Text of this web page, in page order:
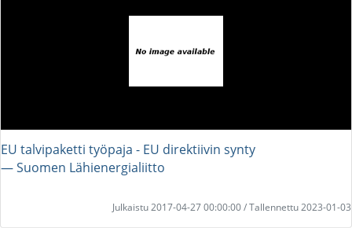
EU talvipaketti työpaja - EU direktiivin synty
― Suomen Lähienergialiitto
Julkaistu 2017-04-27 00:00:00 / Tallennettu 2023-01-03